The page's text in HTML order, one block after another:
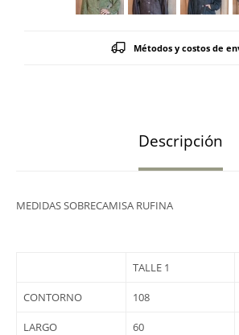
Métodos y costos de
Descripción
MEDIDAS SOBRECAMISA RUFINA
TALLE 1
CONTORNO 108
LARGO 60